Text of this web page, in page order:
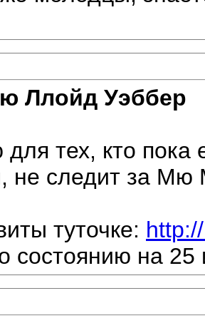
Ллойд Уэббер
для тех, кто
не следит за
туточке:
состоянию на 25